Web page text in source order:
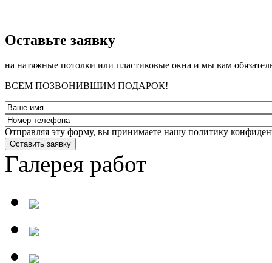
­Оставьте заявку
на натяжные потолки или пластиковые окна и мы вам
ВСЕМ ПОЗВОНИВШИМ ПОДАРОК!
Отправляя эту форму, вы принимаете нашу политику
Оставить заявку
Галерея работ